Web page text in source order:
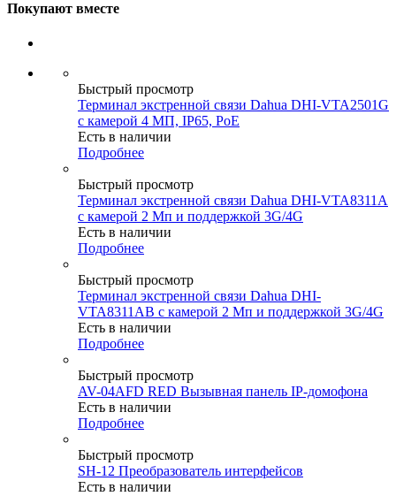
Покупают вместе
Быстрый просмотр
Терминал экстренной связи Dahua DHI-VTA2501G
с камерой 4 МП, IP65, PoE
Есть в наличии
Подробнее
Быстрый просмотр
Терминал экстренной связи Dahua DHI-VTA8311A
с камерой 2 Мп и поддержкой 3G/4G
Есть в наличии
Подробнее
Быстрый просмотр
Терминал экстренной связи Dahua DHI-
VTA8311AB с камерой 2 Мп и поддержкой 3G/4G
Есть в наличии
Подробнее
Быстрый просмотр
AV-04AFD RED Вызывная панель IP-домофона
Есть в наличии
Подробнее
Быстрый просмотр
SH-12 Преобразователь интерфейсов
Есть в наличии